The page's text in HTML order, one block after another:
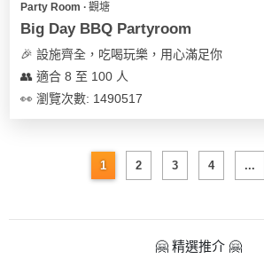
Party Room ∙ 觀塘
Big Day BBQ Partyroom
🎉 設施齊全，吃喝玩樂，用心滿足你
👥 適合 8 至 100 人
👀 瀏覽次數: 1490517
1 2 3 4 ...
🤗 精選推介 🤗